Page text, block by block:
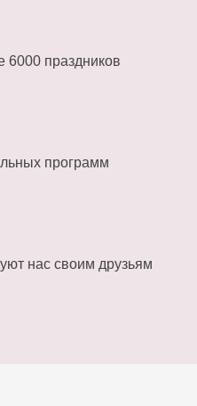
6000 праздников
программ
нас своим друзьям